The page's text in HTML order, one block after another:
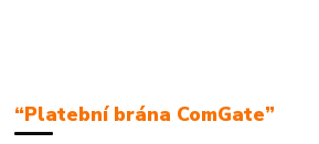
“Platební brána ComGate”